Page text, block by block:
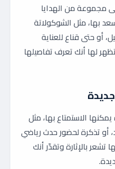
مجموعة من الهدايا
بها، مثل الشوكولاتة
أو حتى قناع للعناية
لها أنك تعرف تفاصيلها
الاستمتاع بها، مثل
تذكرة لحضور حدث رياضي
بالإثارة وتقدّر أنك